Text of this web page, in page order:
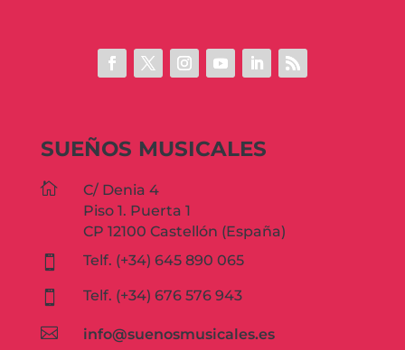
SUEÑOS MUSICALES

C/ Denia 4
Piso 1. Puerta 1
CP 12100 Castellón (España)

Telf. (+34) 645 890 065
 Telf. (+34) 676 576 943
 info@suenosmusicales.es